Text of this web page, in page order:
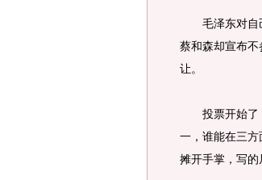
毛泽东对自己
蔡和森却宣布
让。
投票开始了，
一，谁能在三
摊开手掌，写的